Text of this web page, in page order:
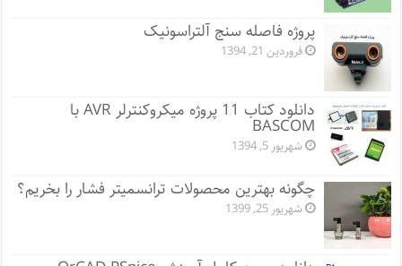
پروژه فاصله سنج آلتراسونیک
فروردین 21, 1394
دانلود کتاب 11 پروژه میکروکنترلر AVR با
BASCOM
شهریور 5, 1394
چگونه بهترین محصولات ترانسمیتر فشار را بخریم؟
شهریور 25, 1399